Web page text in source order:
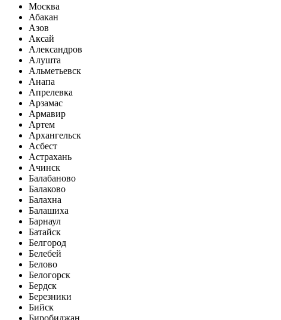
Москва
Абакан
Азов
Аксай
Александров
Алушта
Альметьевск
Анапа
Апрелевка
Арзамас
Армавир
Артем
Архангельск
Асбест
Астрахань
Ачинск
Балабаново
Балаково
Балахна
Балашиха
Барнаул
Батайск
Белгород
Белебей
Белово
Белогорск
Бердск
Березники
Бийск
Биробиджан